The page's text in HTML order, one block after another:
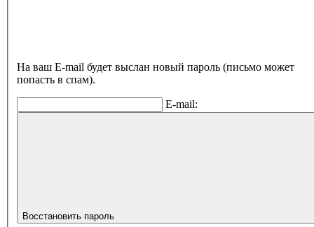
На ваш E-mail будет выслан новый пароль (письмо может
попасть в спам).
E-mail:
Восстановить пароль